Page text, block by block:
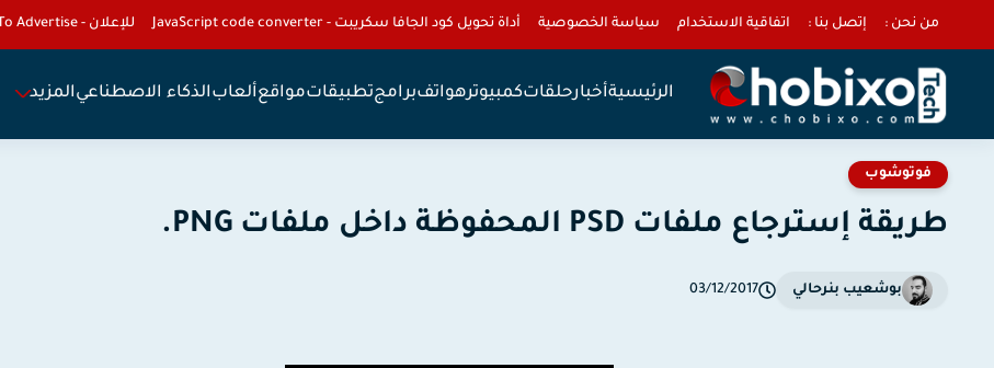
من نحن : إتصل بنا : اتفاقية الاستخدام سياسة الخصوصية أداة تحويل كود الجافا سكريبت - JavaScript code converter للإعلان - To Advertise
الرئيسيةأخبارحلقاتكمبيوترهواتفبرامجتطبيقاتمواقعألعابالذكاء الاصطناعيالمزيد
فوتوشوب
طريقة إسترجاع ملفات PSD المحفوظة داخل ملفات PNG.
بوشعيب بنرحالي 03/12/2017